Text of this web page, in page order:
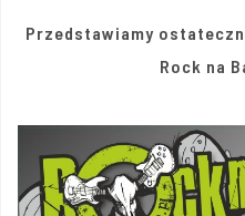
Przedstawiamy
Rock na